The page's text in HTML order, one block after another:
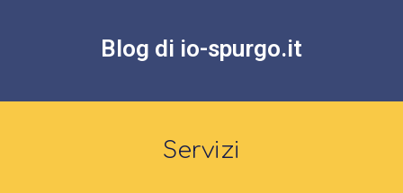
Blog di io-spurgo.it
Servizi